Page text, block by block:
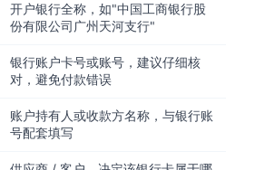
开户银行全称，如"中国工商银行股
份有限公司广州天河支行"
银行账户卡号或账号，建议仔细核
对，避免付款错误
账户持有人或收款方名称，与银行账
号配套填写